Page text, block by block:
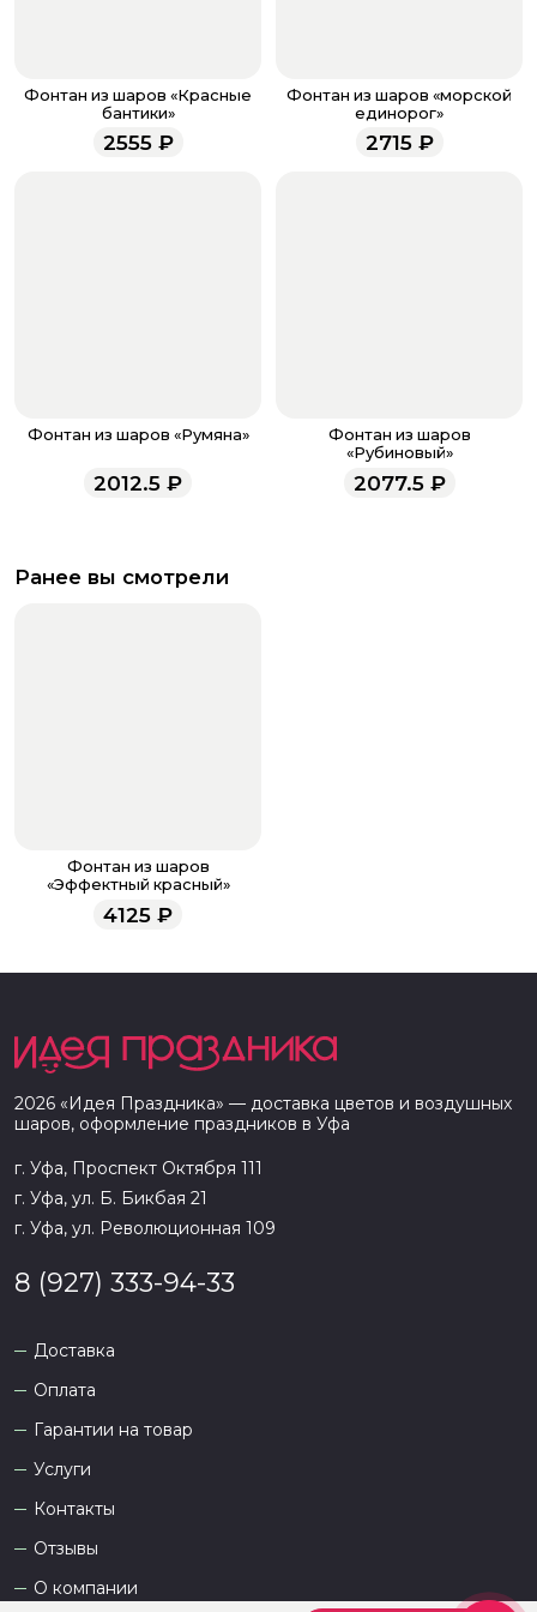
звоните по номеру телефона
напишите WhatsApp
+7 937 333-66-53. Наши
менеджеры работают ежедневно с 9.00 до 23.00 и
всегда рады проконсультировать вас.
Фонтан из шаров «Красные
бантики»
2555₽
Фонтан из шаров «морской
единорог»
2715₽
Фонтан из шаров «Румяна»
2012.5 ₽
Фонтан из шаров
«Рубиновый»
2077.5₽
Ранее вы смотрели
Фонтан из шаров
«Эффектный красный»
4125 ₽
2026 «Идея Праздника» — доставка цветов и воздушных
шаров, оформление праздников в Уфа
г. Уфа, Проспект Октября 111
г. Уфа, ул. Б. Бикбая 21
г. Уфа, ул. Революционная 109
8 (927) 333-94-33
Доставка
Оплата
Гарантии на товар
Услуги
Контакты
Отзывы
О компании